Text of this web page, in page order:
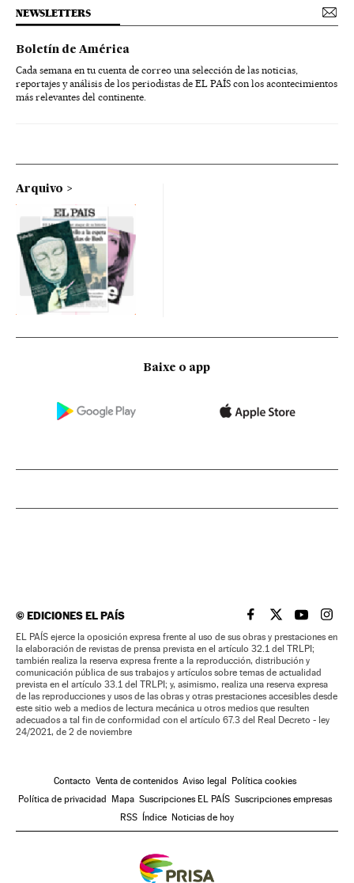
NEWSLETTERS
Boletín de América
Cada semana en tu cuenta de correo una selección de las noticias,
reportajes y análisis de los periodistas de EL PAÍS con los acontecimientos
más relevantes del continente.
Arquivo
Baixe o app
©EDICIONES EL PAÍS EL PAÍS BRASIL EN
EL PAÍSEL PAÍS
EL
EL PAÍS ejerce la oposición expresa frente al uso de sus obras y prestaciones en
la elaboración de revistas de prensa prevista en el artículo 32.1 del TRLPI;
también realiza la reserva expresa frente a la reproducción, distribución y
comunicación pública de sus trabajos y artículos sobre temas de actualidad
prevista en el artículo 33.1 del TRLPI; y, asimismo, realiza una reserva expresa
de las reproducciones y usos de las obras y otras prestaciones accesibles desde
este sitio web a medios de lectura mecánica u otros medios que resulten
adecuados a tal fin de conformidad con el artículo 67.3 del Real Decreto - ley
24/2021, de 2 de noviembre
Contacto Venta de contenidos Aviso legal
Política cookies
Política de privacidad
Mapa Suscripciones EL PAÍS Suscripciones empresas
RSS
Índice Noticias de hoy